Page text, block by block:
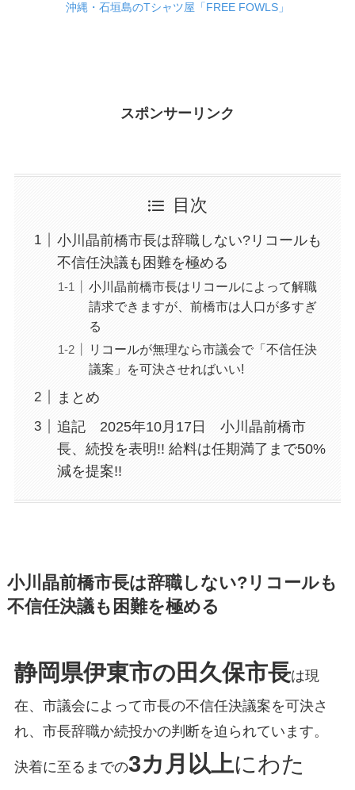
沖縄・石垣島のTシャツ屋「FREE FOWLS」
スポンサーリンク
目次
小川晶前橋市長は辞職しない?リコールも
不信任決議も困難を極める
小川晶前橋市長はリコールによって解職
請求できますが、前橋市は人口が多すぎ
る
リコールが無理なら市議会で「不信任決
議案」を可決させればいい!
まとめ
追記 2025年10月17日 小川晶前橋市
長、続投を表明!! 給料は任期満了まで50%
減を提案!!
小川晶前橋市長は辞職しない?リコールも
不信任決議も困難を極める
静岡県伊東市の田久保市長は現
在、市議会によって市長の不信任決議案を可決さ
れ、市長辞職か続投かの判断を迫られています。
決着に至るまでの3カ月以上にわた